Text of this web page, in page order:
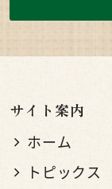
サイト案内
ホーム
トピックス